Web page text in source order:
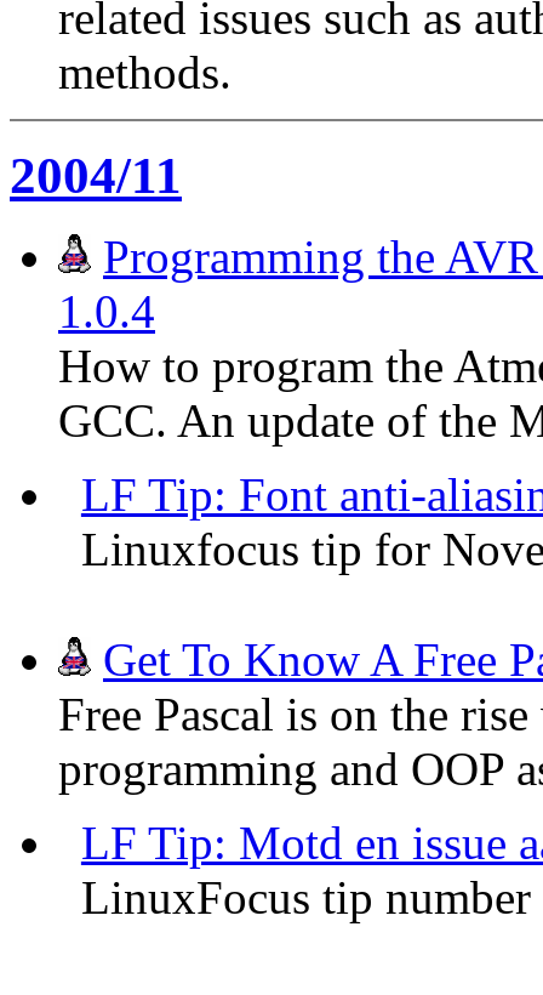
related issues such as
methods.
2004/11
Programming the
1.0.4
How to program the
GCC. An update of the
LF Tip: Font anti-
Linuxfocus tip for
Get To Know A Free
Free Pascal is on the
programming and OOP
LF Tip: Motd en issue
LinuxFocus tip